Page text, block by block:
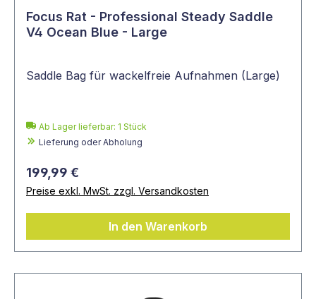
Focus Rat - Professional Steady Saddle
V4 Ocean Blue - Large
Saddle Bag für wackelfreie Aufnahmen (Large)
Ab Lager lieferbar: 1 Stück
Lieferung oder Abholung
199,99 €
Preise exkl. MwSt. zzgl. Versandkosten
In den Warenkorb